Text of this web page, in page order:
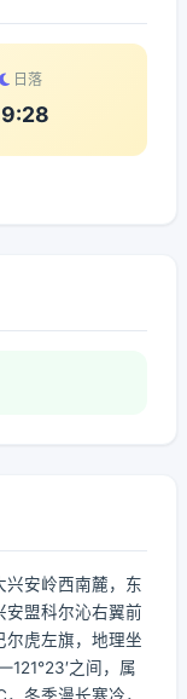
日落
兴安岭西南麓，东
安盟科尔沁右翼前
尔虎左旗，地理坐
之间，属